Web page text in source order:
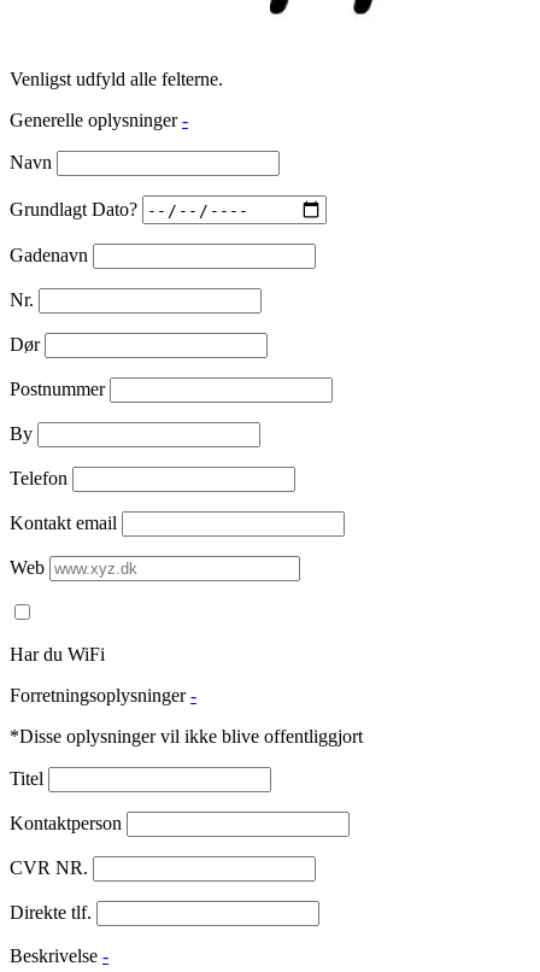
Venligst udfyld alle felterne.
Generelle oplysninger -
Navn
Grundlagt Dato?
Gadenavn
Nr.
Dør
Postnummer
By
Telefon
Kontakt email
Web
Har du WiFi
Forretningsoplysninger -
*Disse oplysninger vil ikke blive offentliggjort
Titel
Kontaktperson
CVR NR.
Direkte tlf.
Beskrivelse -